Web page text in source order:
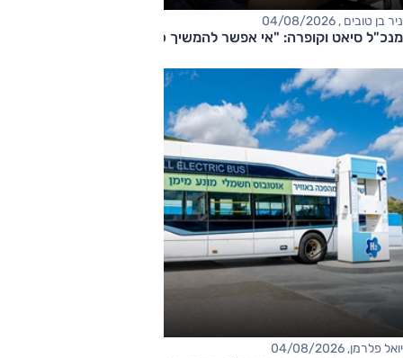
ניר בן טובים , 04/08/2026
מנכ"ל סיאט וקופרה: "אי אפשר להמשיך כך"
יואל פלרמן, 04/08/2026